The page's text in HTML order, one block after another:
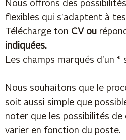
Nous offrons des
flexibles qui s'adaptent à
Télécharge ton CV ou
indiquées.
Les champs marqués d'un *
Nous souhaitons que le
soit aussi simple que
noter que les possibilités
varier en fonction du poste.